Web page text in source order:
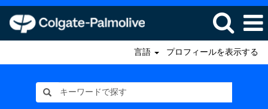
言語 プロフィールを表示する